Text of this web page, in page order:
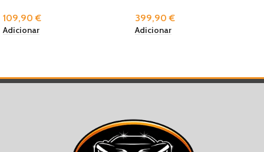
109,90€
Adicionar
399,90€
Adicionar